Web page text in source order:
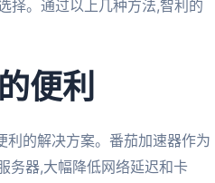
择。通过以上几种方法,智利的
便利
利的解决方案。番茄加速器作为
务器,大幅降低网络延迟和卡